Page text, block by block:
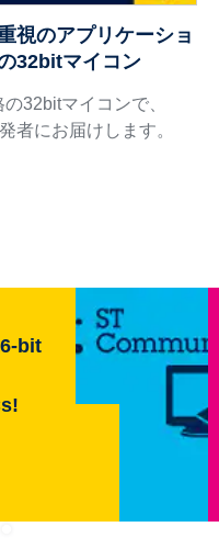
視のアプリケーショ
32bitマイコン
32bitマイコンで、
者にお届けします。
bit